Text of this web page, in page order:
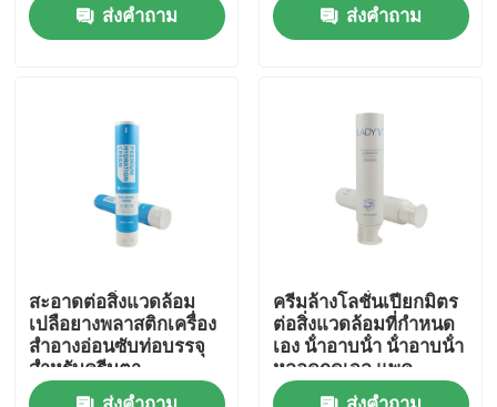
การควบคุมคุณภาพ
ท่อเสริมกาย
หลอดสกัด
หลอดเครื่องสำอางเปล่า
เครื่องสําอางท่อ
ส่งคำถาม
ส่งคำถาม
สะอาดต่อสิ่งแวดล้อม
เปลือยางพลาสติกเครื่อง
สําอางอ่อนซับท่อบรรจุ
สําหรับครีมตา
ครีมล้างโลชั่นเปียกมิตร
ต่อสิ่งแวดล้อมที่กําหนด
เอง น้ําอาบน้ํา น้ําอาบน้ํา
หลอดกดเจล แพค
พลาสติกหลอดอ่อน